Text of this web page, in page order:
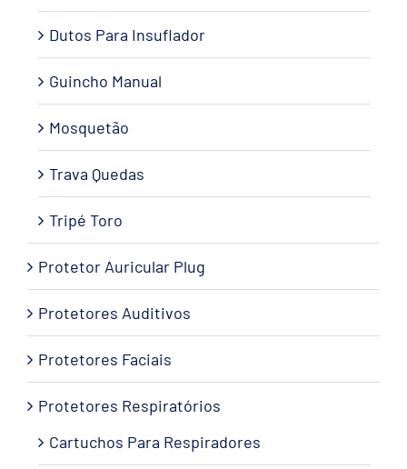
Dutos Para Insuflador
Guincho Manual
Mosquetão
Trava Quedas
Tripé Toro
Protetor Auricular Plug
Protetores Auditivos
Protetores Faciais
Protetores Respiratórios
Cartuchos Para Respiradores